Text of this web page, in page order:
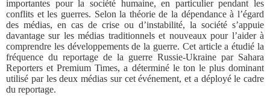
importantes pour la société humaine, en particulier pendant les
conflits et les guerres. Selon la théorie de la dépendance à l’égard
des médias, en cas de crise ou d’instabilité, la société s’appuie
davantage sur les médias traditionnels et nouveaux pour l’aider à
comprendre les développements de la guerre. Cet article a étudié la
fréquence du reportage de la guerre Russie-Ukraine par Sahara
Reporters et Premium Times, a déterminé le ton le plus dominant
utilisé par les deux médias sur cet événement, et a déployé le cadre
du reportage.